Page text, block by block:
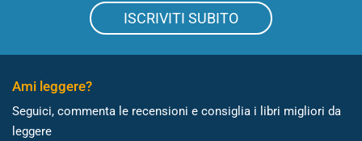
ISCRIVITI SUBITO
Ami leggere?
Seguici, commenta le recensioni e consiglia i libri migliori da
leggere